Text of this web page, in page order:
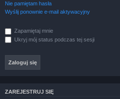
Nie pamiętam hasła
Wyślij ponownie e-mail aktywacyjny
Zapamiętaj mnie
Ukryj mój status podczas tej sesji
ZAREJESTRUJ SIĘ